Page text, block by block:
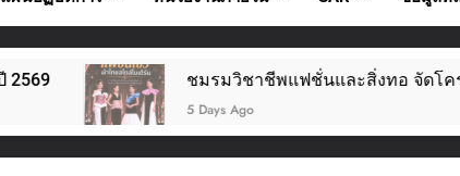
ชมรมวิชาชีพแฟชั่นและสิ่งทอ จัดโครงการแฟชั่นโช
5 Days Ago